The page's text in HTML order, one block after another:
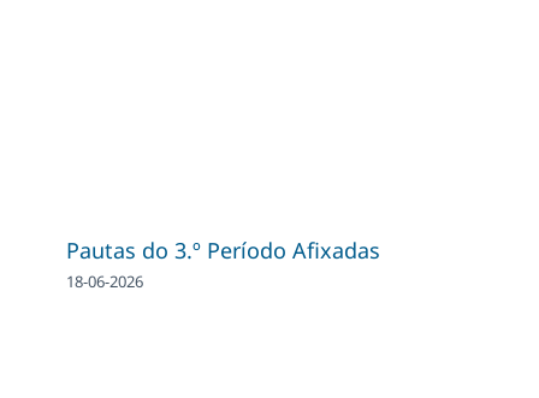
Pautas do 3.º Período Afixadas
18-06-2026